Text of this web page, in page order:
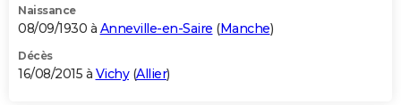
Naissance
08/09/1930 à Anneville-en-Saire (Manche)
Décès
16/08/2015 à Vichy(Allier)